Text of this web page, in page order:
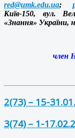
red@umk.edu.ua;
Київ-150, вул.
«Знання» України,
член
2(73) – 15-
3(74) – 1-